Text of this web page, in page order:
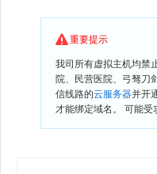
重要提示
我司所有虚拟主机均禁
院、民营医院、弓驽刀
信线路的云服务器并开
才能绑定域名。 可能